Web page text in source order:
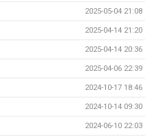
2025-05-04 21:08
2025-04-14 21:20
2025-04-14 20:36
2025-04-06 22:39
2024-10-17 18:46
2024-10-14 09:30
2024-06-10 22:03